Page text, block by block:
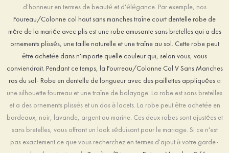
d'honneur en termes de beauté et d'élégance. Par exemple, nos
Foureau/Colonne col haut sans manches traîne court dentelle robe de
mère de la mariée avec plis est une robe amusante sans bretelles qui a des
ornements plissés, une taille naturelle et une traîne au sol. Cette robe peut
être achetée dans n'importe quelle couleur qui, selon vous, vous
conviendrait. Pendant ce temps, la Fourreau/Colonne Col V Sans Manches
ras du sol- Robe en dentelle de longueur avec des paillettes appliquéesa
une silhouette fourreau et une traîne de balayage. La robe est sans bretelles
et a des ornements plissés et un dos à lacets. La robe peut être achetée en
bordeaux, noir, lavande, argent ou marine. Ces deux robes sont ajustées et
sans bretelles, vous offrant un look séduisant pour le mariage. Si ce n'est
pas exactement ce que vous recherchez en termes d'ajout à votre garde-